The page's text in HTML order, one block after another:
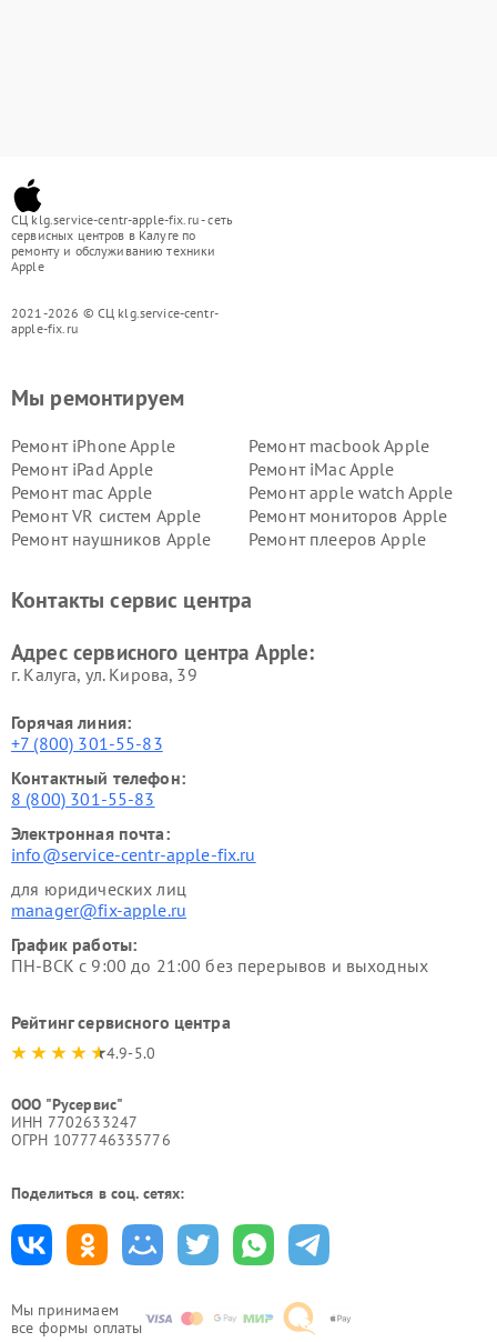
СЦ klg.service-centr-apple-fix.ru - сеть
сервисных центров в Калуге по
ремонту и обслуживанию техники
Apple
2021-2026 © СЦ klg.service-centr-
apple-fix.ru
Мы принимаем
все формы оплаты
Мы ремонтируем
Ремонт iPhone Apple
Ремонт macbook Apple
Ремонт iPad Apple
Ремонт iMac Apple
Ремонт mac Apple
Ремонт apple watch Apple
Ремонт VR систем Apple
Ремонт мониторов Apple
Ремонт наушников Apple
Ремонт плееров Apple
Контакты сервис центра
Адрес сервисного центра Apple:
г. Калуга, ул. Кирова, 39
Горячая линия:
+7 (800) 301-55-83
Контактный телефон:
8 (800) 301-55-83
Электронная почта:
info@service-centr-apple-fix.ru
для юридических лиц
manager@fix-apple.ru
График работы:
ПН-ВСК с 9:00 до 21:00 без перерывов и выходных
Рейтинг сервисного центра
4.9-5.0
ООО "Русервис"
ИНН 7702633247
ОГРН 1077746335776
Поделиться в соц. сетях: